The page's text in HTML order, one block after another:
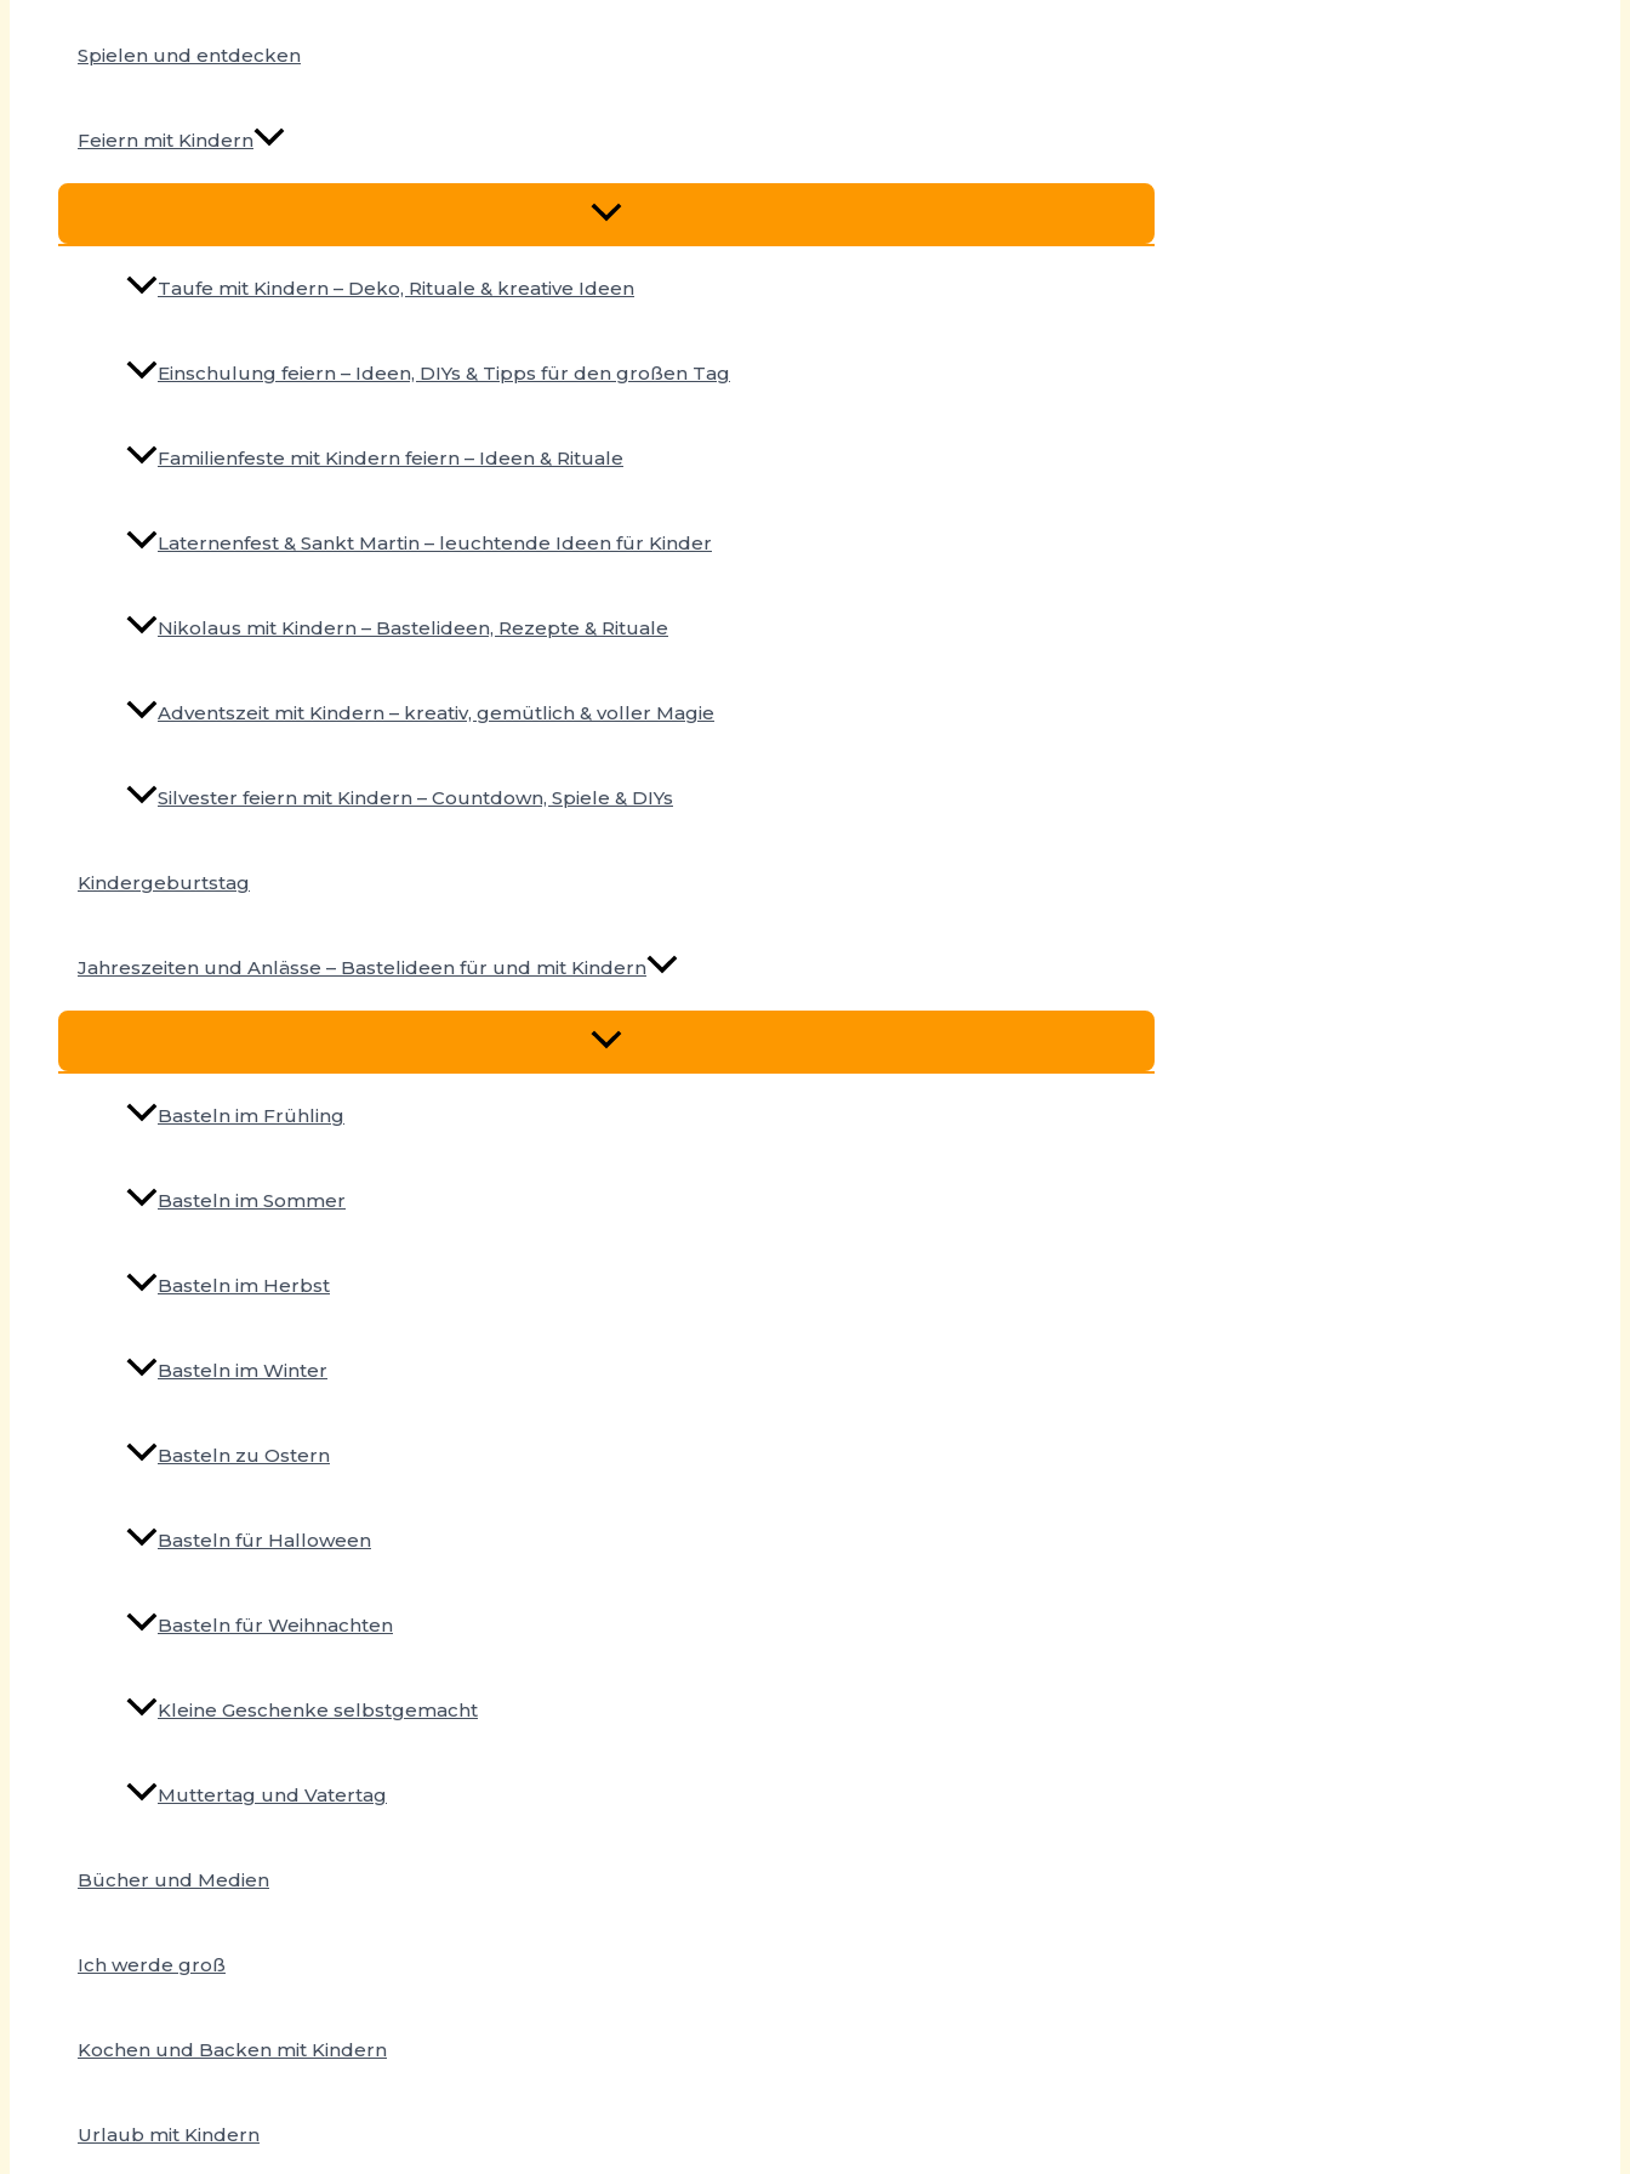
Spielen und entdecken
Feiern mit Kindern
Menü
Umschalten
Taufe mit Kindern – Deko, Rituale & kreative Ideen
Einschulung feiern – Ideen, DIYs & Tipps für den großen Tag
Familienfeste mit Kindern feiern – Ideen & Rituale
Laternenfest & Sankt Martin – leuchtende Ideen für Kinder
Nikolaus mit Kindern – Bastelideen, Rezepte & Rituale
Adventszeit mit Kindern – kreativ, gemütlich & voller Magie
Silvester feiern mit Kindern – Countdown, Spiele & DIYs
Kindergeburtstag
Jahreszeiten und Anlässe – Bastelideen für und mit Kindern
Menü
Umschalten
Basteln im Frühling
Basteln im Sommer
Basteln im Herbst
Basteln im Winter
Basteln zu Ostern
Basteln für Halloween
Basteln für Weihnachten
Kleine Geschenke selbstgemacht
Muttertag und Vatertag
Bücher und Medien
Ich werde groß
Kochen und Backen mit Kindern
Urlaub mit Kindern